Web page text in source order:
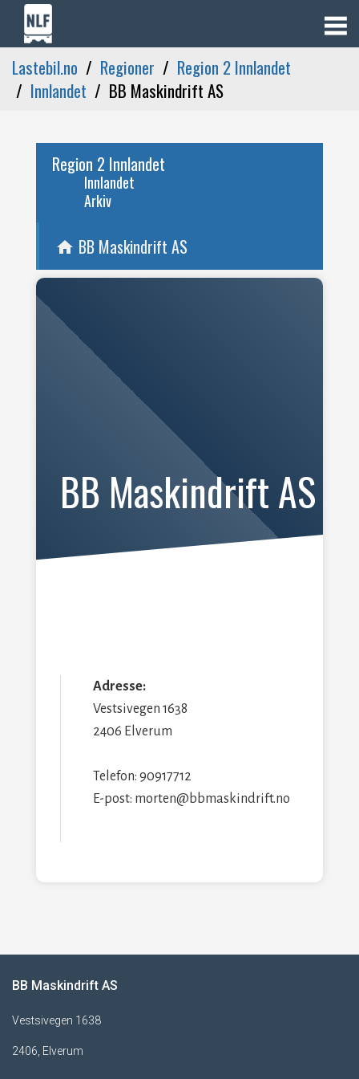
Lastebil.no Regioner
Region 2 Innlandet
Innlandet
BB Maskindrift AS
Region 2 Innlandet
Innlandet
Arkiv
home BB Maskindrift AS
BB Maskindrift AS
Adresse:
Vestsivegen 1638
2406 Elverum
Telefon: 90917712
E-post: morten@bbmaskindrift.no
BB Maskindrift AS
Vestsivegen 1638
2406, Elverum